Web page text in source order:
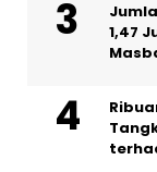
1,47